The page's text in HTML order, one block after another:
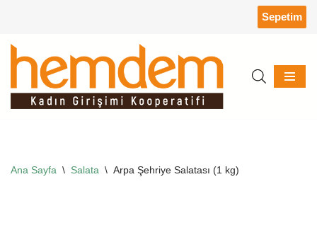
geç
Sepetim
Ana Sayfa \ Salata \ Arpa Şehriye Salatası (1 kg)